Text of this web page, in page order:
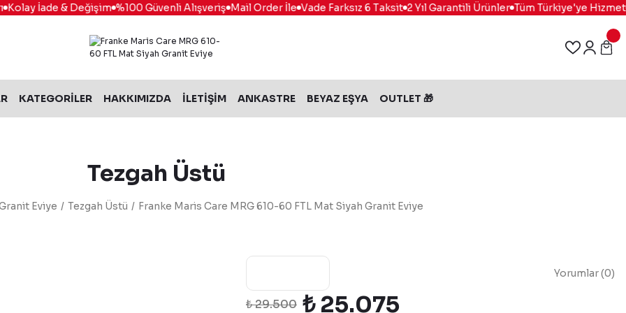
İade & Değişim %100 Güvenli Alışveriş Mail Order İle Vade Farksız 6 Taksit 2 Yıl Garantili Ürünler Tüm Türkiye'ye Hizmet
KATEGORİLER HAKKIMIZDA İLETİŞİM ANKASTRE BEYAZ EŞYA OUTLET 🎁
Tezgah Üstü
Eviye Tezgah Üstü Franke Maris Care MRG 610-60 FTL Mat Siyah Granit Eviye
Yorumlar (0)
₺ 29.500 ₺ 25.075